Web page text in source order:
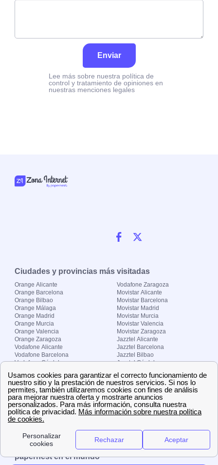
Enviar
Lee más sobre nuestra política de
control y tratamiento de opiniones en
nuestras menciones legales
Ciudades y provincias más visitadas
Orange Alicante
Orange Barcelona
Orange Bilbao
Orange Málaga
Orange Madrid
Orange Murcia
Orange Valencia
Orange Zaragoza
Vodafone Alicante
Vodafone Barcelona
Vodafone Córdoba
Vodafone Madrid
Vodafone Murcia
Vodafone Valencia
Vodafone Zaragoza
Movistar Alicante
Movistar Barcelona
Movistar Madrid
Movistar Murcia
Movistar Valencia
Movistar Zaragoza
Jazztel Alicante
Jazztel Barcelona
Jazztel Bilbao
Jazztel Córdoba
Jazztel Málaga
Jazztel Valencia
Jazztel Zaragoza
Sobre Zona-internet.com
¿Quiénes somos?
El grupo papernest
Aviso legal Nuestras ofertas de trabajo
papernest en el mundo